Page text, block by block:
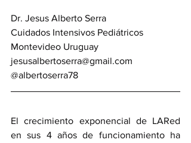
Dr. Jesus Alberto Serra
Cuidados Intensivos Pediátricos
Montevideo Uruguay
jesusalbertoserra@gmail.com
@albertoserra78
El crecimiento exponencial de LARed
en sus 4 años de funcionamiento ha